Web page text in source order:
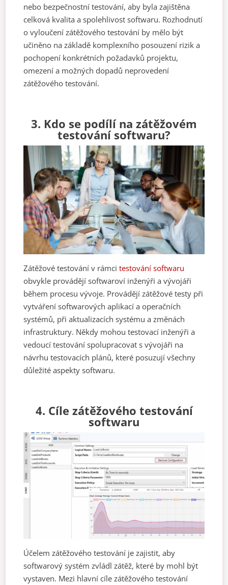
nebo bezpečnostní testování, aby byla zajištěna
celková kvalita a spolehlivost softwaru. Rozhodnutí
o vyloučení zátěžového testování by mělo být
učiněno na základě komplexního posouzení rizik a
pochopení konkrétních požadavků projektu,
omezení a možných dopadů neprovedení
zátěžového testování.
3. Kdo se podílí na zátěžovém
testování softwaru?
Zátěžové testování v rámcitestování softwaru
obvykle provádějí softwaroví inženýři a vývojáři
během procesu vývoje. Provádějí zátěžové testy při
vytváření softwarových aplikací a operačních
systémů, při aktualizacích systému a změnách
infrastruktury. Někdy mohou testovací inženýři a
vedoucí testování spolupracovat s vývojáři na
návrhu testovacích plánů, které posuzují všechny
důležité aspekty softwaru.
4. Cíle zátěžového testování
softwaru
Účelem zátěžového testování je zajistit, aby
softwarový systém zvládl zátěž, které by mohl být
vystaven. Mezi hlavní cíle zátěžového testování